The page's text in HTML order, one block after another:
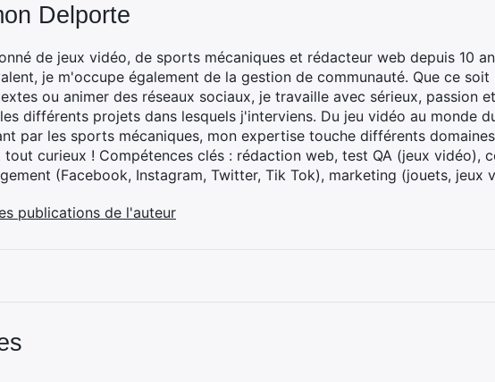
Delporte
de jeux vidéo, de sports mécaniques et rédacteur web depuis 10
je m'occupe également de la gestion de communauté. Que ce
ou animer des réseaux sociaux, je travaille avec sérieux, passion
différents projets dans lesquels j'interviens. Du jeu vidéo au monde
par les sports mécaniques, mon expertise touche différents
tout curieux ! Compétences clés : rédaction web, test QA (jeux vidéo),
(Facebook, Instagram, Twitter, Tik Tok), marketing (jouets, jeux
publications de l'auteur